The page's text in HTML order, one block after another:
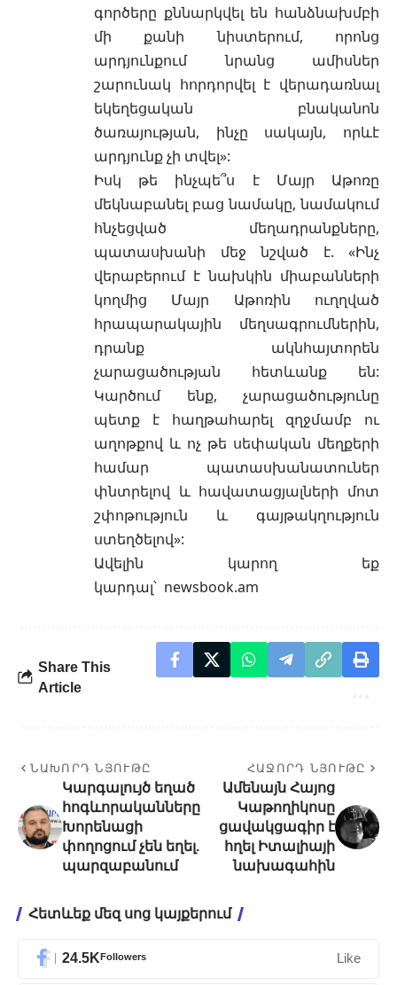
գործերը քննարկվել են հանձնախմբի
մի քանի նիստերում, որոնց
արդյունքում նրանց ամիսներ
շարունակ հորդորվել է վերադառնալ
եկեղեցական բնականոն
ծառայության, ինչը սակայն, որևէ
արդյունք չի տվել»:
Իսկ թե ինչպե՞ս է Մայր Աթոռը
մեկնաբանել բաց նամակը, նամակում
հնչեցված մեղադրանքները,
պատասխանի մեջ նշված է. «Ինչ
վերաբերում է նախկին միաբանների
կողմից Մայր Աթոռին ուղղված
հրապարակային մեղսագրումներին,
դրանք ակնհայտորեն
չարացածության հետևանք են:
Կարծում ենք, չարացածությունը
պետք է հաղթահարել զղջմամբ ու
աղոթքով և ոչ թե սեփական մեղքերի
համար պատասխանատուներ
փնտրելով և հավատացյալների մոտ
շփոթություն և գայթակղություն
ստեղծելով»:
Ավելին կարող եք
կարդալ՝ newsbook.am
Share This
Article
ՆԱԽՈՐԴ ՆՅՈՒԹԸ
Կարգալույծ եղած
հոգևորականները
Խորենացի
փողոցում չեն եղել.
պարզաբանում
ՀԱՋՈՐԴ ՆՅՈՒԹԸ
Ամենայն Հայոց
Կաթողիկոսը
ցավակցագիր է
հղել Իտալիայի
նախագահին
Հետևեք մեզ սոց կայքերում
24.5KFollowers Like